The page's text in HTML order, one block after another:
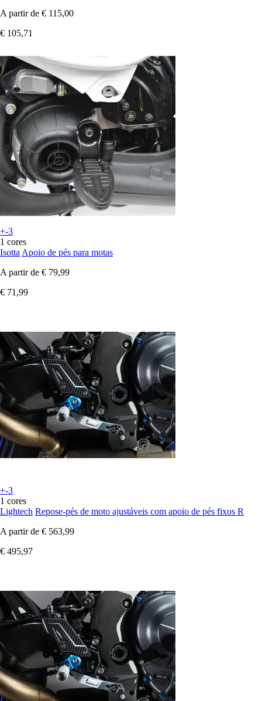
A partir de € 115,00
€ 105,71
+-3
1 cores
Isotta Apoio de pés para motas
A partir de € 79,99
€ 71,99
+-3
1 cores
Lightech Repose-pés de moto ajustáveis com apoio de pés fixos R
A partir de € 563,99
€ 495,97